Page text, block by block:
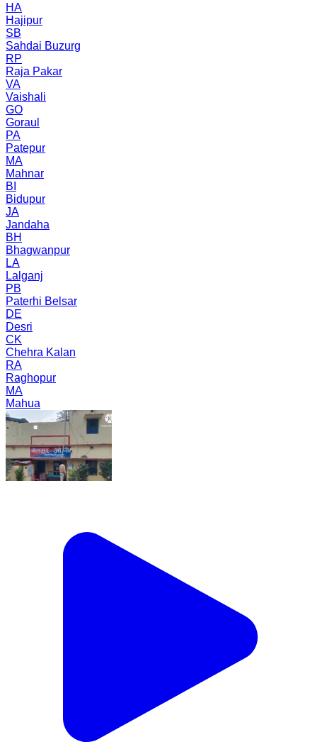
HA
Hajipur
SB
Sahdai Buzurg
RP
Raja Pakar
VA
Vaishali
GO
Goraul
PA
Patepur
MA
Mahnar
BI
Bidupur
JA
Jandaha
BH
Bhagwanpur
LA
Lalganj
PB
Paterhi Belsar
DE
Desri
CK
Chehra Kalan
RA
Raghopur
MA
Mahua